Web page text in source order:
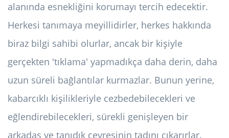
alanında esnekliğini korumayı tercih edecektir.
Herkesi tanımaya meyillidirler, herkes hakkında
biraz bilgi sahibi olurlar, ancak bir kişiyle
gerçekten 'tıklama' yapmadıkça daha derin, daha
uzun süreli bağlantılar kurmazlar. Bunun yerine,
kabarcıklı kişilikleriyle cezbedebilecekleri ve
eğlendirebilecekleri, sürekli genişleyen bir
arkadaş ve tanıdık çevresinin tadını çıkarırlar.